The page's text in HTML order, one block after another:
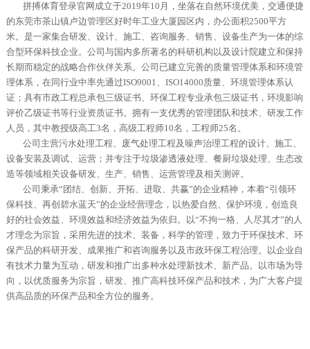
拼搏体育登录官网成立于2019年10月，坐落在自然环境优美，交通便捷
的东莞市茶山镇卢边管理区好时年工业大厦园区内，办公面积2500平方
米。是一家集合研发、设计、施工、咨询服务、销售、设备生产为一体的综
合型环保科技企业。 公司与国内多所著名的科研机构以及设计院建立和保持
长期而稳定的战略合作伙伴关系。公司已建立完善的质量管理体系和环境管
理体系，在同行业中率先通过ISO9001、ISO14000质量、环境管理体系认
证；具有市政工程总承包三级证书、环保工程专业承包三级证书，环境影响
评价乙级证书等行业资质证书。拥有一支优秀的管理团队和技术、研发工作
人员，其中教授级高工3名，高级工程师10名，工程师25名。
公司主营污水处理工程、废气处理工程及噪声治理工程的设计、施工、
设备安装及调试、运营；并专注于垃圾渗透液处理、餐厨垃圾处理、生态改
造等领域相关设备研发、生产、销售、运营管理及相关测评。
公司秉承“团结、创新、开拓、进取、共赢”的企业精神，本着“引领环
保科技、再创碧水蓝天”的企业经营理念，以热爱自然、保护环境，创造良
好的社会效益、环境效益和经济效益为依归。以“不拘一格、人尽其才”的人
才理念为宗旨，采用先进的技术、装备，科学的管理，致力于环保技术、环
保产品的科研开发、成果推广和咨询服务以及市政环保工程治理。以企业自
有技术力量为互动，研发和推广出多种水处理新技术、新产品。以市场为导
向，以优质服务为宗旨，研发、推广高科技环保产品和技术，为广大客户提
供高品质的环保产品和全方位的服务。